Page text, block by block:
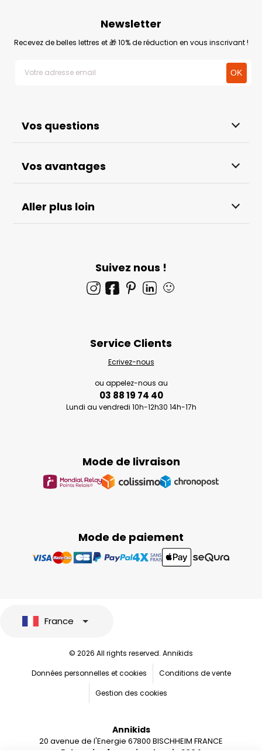
Vos questions
Vos avantages
Aller plus loin
Newsletter
Recevez de belles lettres et 🎁 10% de réduction en vous inscrivant !
Suivez nous !
🙂
Mode de paiement
Mode de livraison
Service Clients
Ecrivez-nous
ou appelez-nous au
03 88 19 74 40
Lundi au vendredi 10h-12h30 14h-17h
France
© 2026 All rights reserved. Annikids
Données personnelles et cookies
Conditions de vente
Gestion des cookies
Annikids
20 avenue de l'Energie 67800 BISCHHEIM FRANCE
Entreprise française depuis 2004